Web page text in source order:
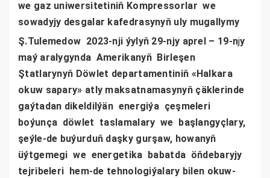
we gaz uniwersitetiniň Kompressorlar we
sowadyjy desgalar kafedrasynyň uly mugallymy
Ş.Tulemedow 2023-nji ýylyň 29-njy aprel – 19-njy
maý aralygynda Amerikanyň Birleşen
Ştatlarynyň Döwlet departamentiniň «Halkara
okuw sapary» atly maksatnamasynyň çäklerinde
gaýtadan dikeldilýän energiýa çeşmeleri
boýunça döwlet taslamalary we başlangyçlary,
şeýle-de buýurduň daşky gurşaw, howanyň
üýtgemegi we energetika babatda öňdebaryjy
tejribeleri hem-de tehnologiýalary bilen okuw-